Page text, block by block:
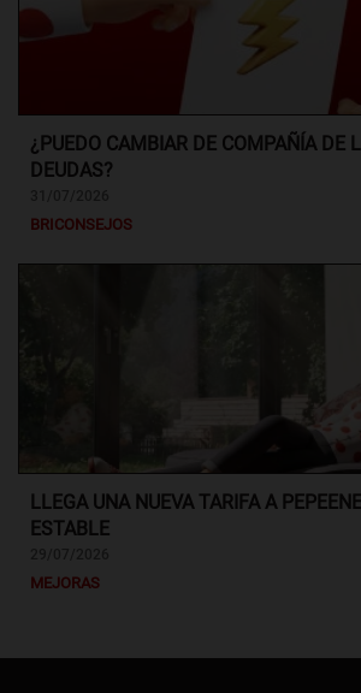
¿PUEDO CAMBIAR DE COMPAÑÍA DE
DEUDAS?
BRICONSEJOS
LLEGA UNA NUEVA TARIFA A
ESTABLE
MEJORAS